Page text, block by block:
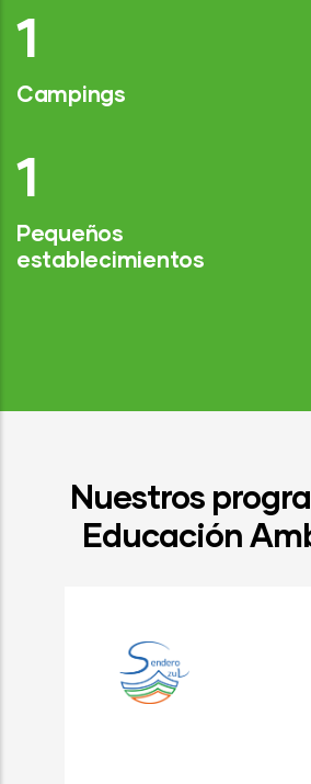
2
Campings
1
Pequeños
establecimientos
Nuestros
Educación